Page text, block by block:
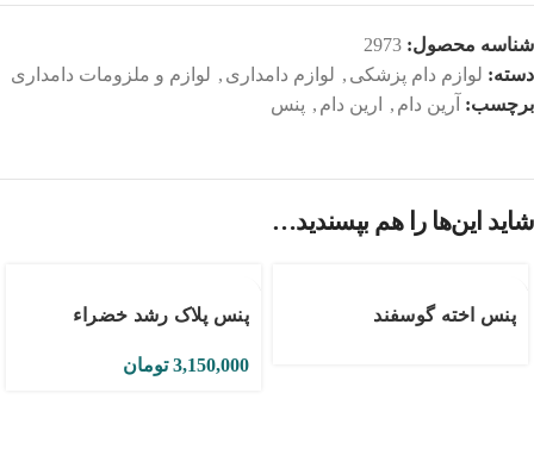
شناسه محصول: 2973
دسته: لوازم دام پزشکی , لوازم دامداری , لوازم و ملزومات دامداری
برچسب: آرین دام , ارین دام , پنس
شاید این‌ها را هم بپسندید…
پنس اخته گوسفند پنس پلاک رشد خضراء
3,150,000 تومان